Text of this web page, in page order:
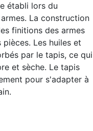
établi lors du
La construction
finitions des armes
Les huiles et
par le tapis, ce qui
et sèche. Le tapis
pour s'adapter à